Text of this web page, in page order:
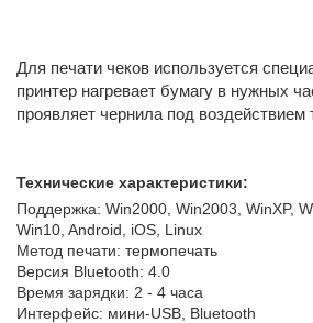
Для печати чеков используется
принтер нагревает бумагу в нужных
проявляет чернила под воздействием
Технические характеристики:
Поддержка: Win2000, Win2003, WinXP,
Win10, Android, iOS, Linux
Метод печати: термопечать
Версия Bluetooth: 4.0
Время зарядки: 2 - 4 часа
Интерфейс: мини-USB, Bluetooth